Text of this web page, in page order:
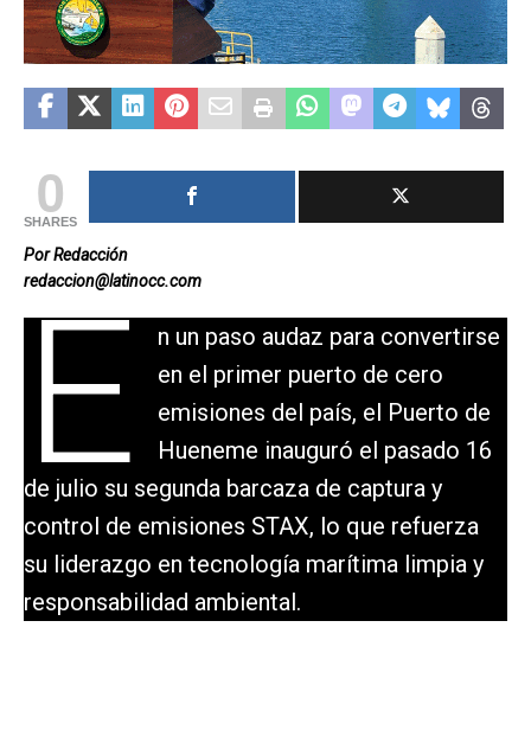
0
SHARES
Por Redacción
redaccion@latinocc.com
E
n un paso audaz para convertirse
en el primer puerto de cero
emisiones del país, el Puerto de
Hueneme inauguró el pasado 16
de julio su segunda barcaza de captura y
control de emisiones STAX, lo que refuerza
su liderazgo en tecnología marítima limpia y
responsabilidad ambiental.